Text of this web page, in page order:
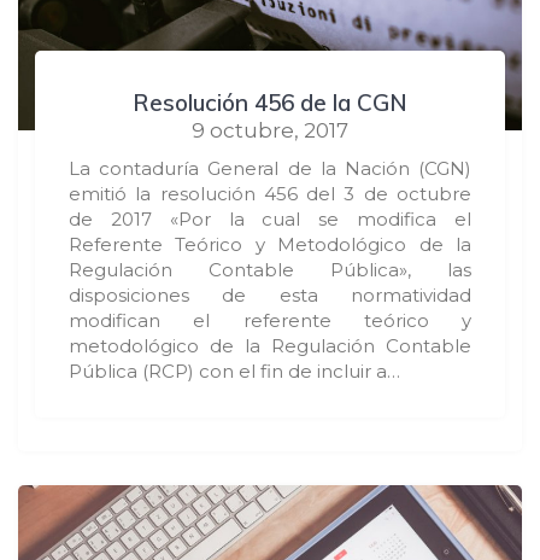
Resolución 456 de la CGN
9 octubre, 2017
La contaduría General de la Nación (CGN)
emitió la resolución 456 del 3 de octubre
de 2017 «Por la cual se modifica el
Referente Teórico y Metodológico de la
Regulación Contable Pública», las
disposiciones de esta normatividad
modifican el referente teórico y
metodológico de la Regulación Contable
Pública (RCP) con el fin de incluir a…